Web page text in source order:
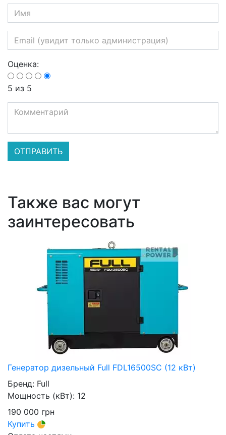
Оценка:
5 из 5
Также вас могут
заинтересовать
Генератор дизельный Full FDL16500SC (12 кВт)
Бренд: Full
Мощность (кВт): 12
190 000 грн
Купить